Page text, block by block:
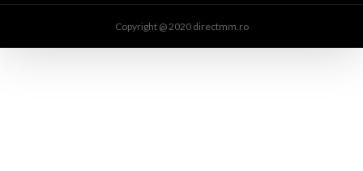
Copyright @ 2020 directmm.ro